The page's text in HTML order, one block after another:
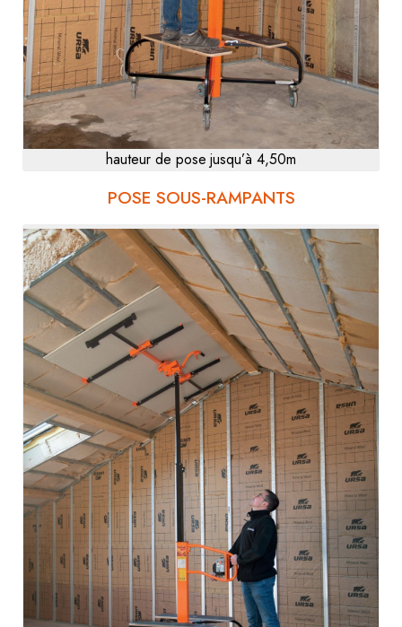
hauteur de pose jusqu’à 4,50m
POSE SOUS-RAMPANTS